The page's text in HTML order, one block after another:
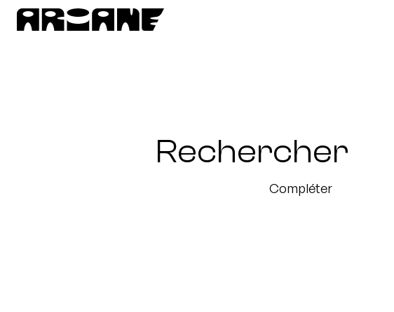
Rechercher